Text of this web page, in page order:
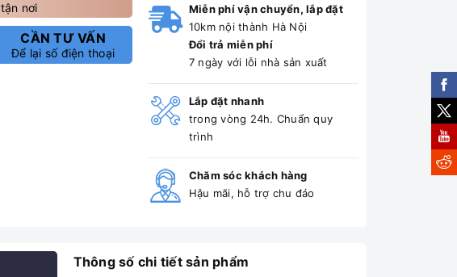
nơi
CẦN TƯ VẤN
Để lại số điện thoại
Miễn phí vận chuyển, lắp đặt
10km nội thành Hà Nội
Đổi trả miễn phí
7 ngày với lỗi nhà sản xuất
Lắp đặt nhanh
trong vòng 24h. Chuẩn quy
trình
Chăm sóc khách hàng
Hậu mãi, hỗ trợ chu đáo
Thông số chi tiết sản phẩm